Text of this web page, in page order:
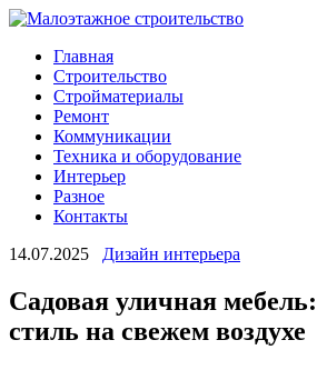
Главная
Строительство
Стройматериалы
Ремонт
Коммуникации
Техника и оборудование
Интерьер
Разное
Контакты
14.07.2025
Дизайн интерьера
Садовая уличная
стиль на свежем воздухе